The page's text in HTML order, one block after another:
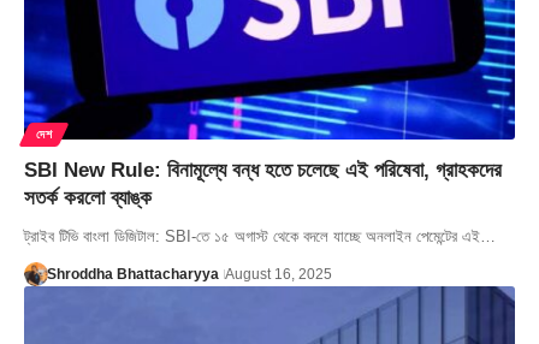
দেশ
SBI New Rule: বিনামূল্যে বন্ধ হতে চলেছে এই পরিষেবা, গ্রাহকদের
সতর্ক করলো ব্যাঙ্ক
ট্রাইব টিভি বাংলা ডিজিটাল: SBI-তে ১৫ অগাস্ট থেকে বদলে যাচ্ছে অনলাইন পেমেন্টের এই…
Shroddha Bhattacharyya August 16, 2025